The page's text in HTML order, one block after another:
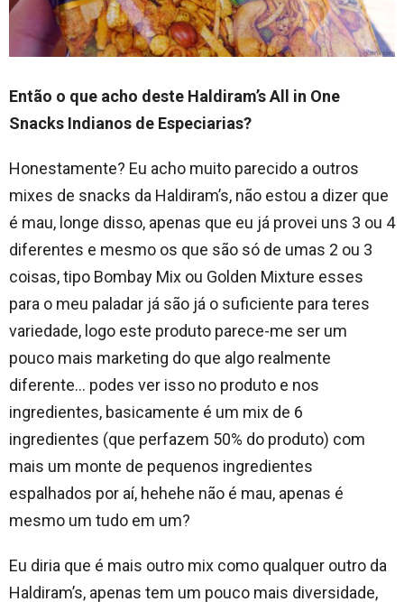
Então o que acho deste Haldiram’s All in One
Snacks Indianos de Especiarias?
Honestamente? Eu acho muito parecido a outros
mixes de snacks da Haldiram’s, não estou a dizer que
é mau, longe disso, apenas que eu já provei uns 3 ou 4
diferentes e mesmo os que são só de umas 2 ou 3
coisas, tipo Bombay Mix ou Golden Mixture esses
para o meu paladar já são já o suficiente para teres
variedade, logo este produto parece-me ser um
pouco mais marketing do que algo realmente
diferente… podes ver isso no produto e nos
ingredientes, basicamente é um mix de 6
ingredientes (que perfazem 50% do produto) com
mais um monte de pequenos ingredientes
espalhados por aí, hehehe não é mau, apenas é
mesmo um tudo em um?
Eu diria que é mais outro mix como qualquer outro da
Haldiram’s, apenas tem um pouco mais diversidade,